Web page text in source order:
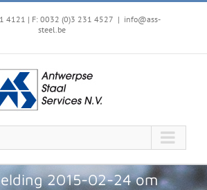
4121 | F: 0032 (0)3 231 4527 | info@ass-
steel.be
2015-02-24 om